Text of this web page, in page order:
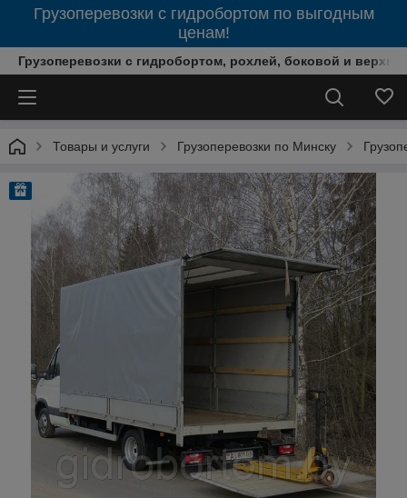
Грузоперевозки с гидробортом по выгодным
ценам!
Грузоперевозки с гидробортом, рохлей, боковой и
Товары и услуги Грузоперевозки по Минску